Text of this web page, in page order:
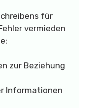
für
vermieden
zur Beziehung
Informationen